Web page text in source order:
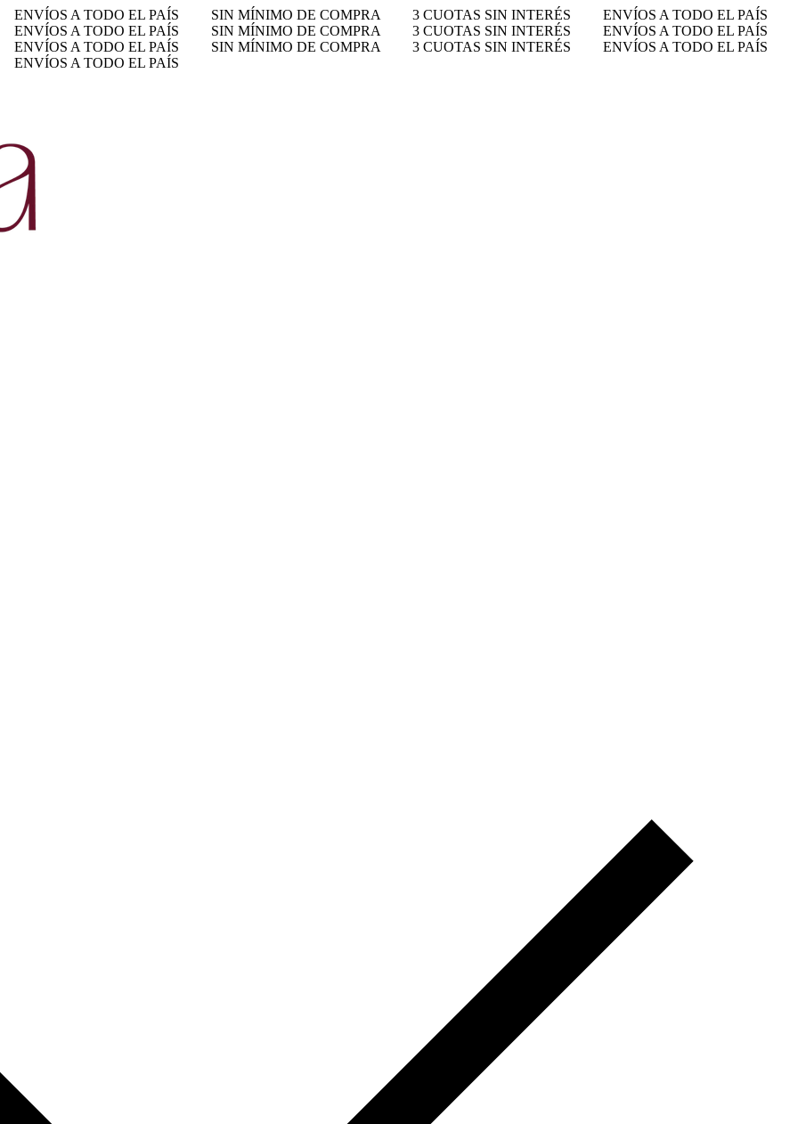
ENVÍOS A TODO EL PAÍS SIN MÍNIMO DE COMPRA 3 CUOTAS SIN INTERÉS
ENVÍOS A TODO EL PAÍS
ENVÍOS A TODO EL PAÍS SIN MÍNIMO DE COMPRA 3 CUOTAS SIN INTERÉS
ENVÍOS A TODO EL PAÍS
ENVÍOS A TODO EL PAÍS SIN MÍNIMO DE COMPRA 3 CUOTAS SIN INTERÉS
ENVÍOS A TODO EL PAÍS
ENVÍOS A TODO EL PAÍS